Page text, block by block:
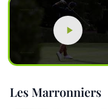
Les Marronniers